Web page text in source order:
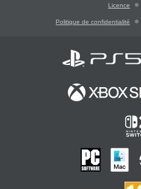
Licence
Politique de confidentialité